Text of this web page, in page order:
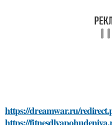
https://dreamwar.ru/
https://